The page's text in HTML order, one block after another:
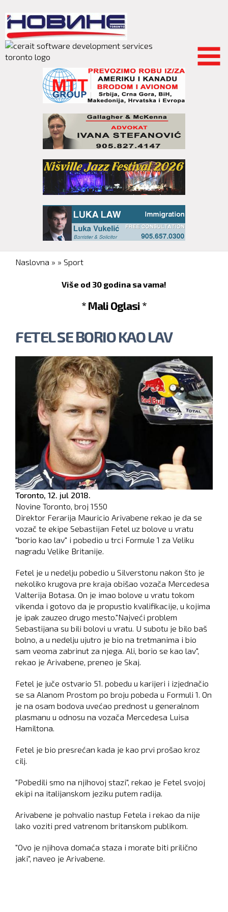
main
content
You are here
Naslovna » » Sport
Više od 30 godina sa vama!
* Mali Oglasi *
FETEL SE BORIO KAO LAV
Toronto, 12. jul 2018.
Novine Toronto, broj 1550
Direktor Ferarija Mauricio Arivabene rekao je da se
vozač te ekipe Sebastijan Fetel uz bolove u vratu
"borio kao lav" i pobedio u trci Formule 1 za Veliku
nagradu Velike Britanije.
Fetel je u nedelju pobedio u Silverstonu nakon što je
nekoliko krugova pre kraja obišao vozača Mercedesa
Valterija Botasa. On je imao bolove u vratu tokom
vikenda i gotovo da je propustio kvalifikacije, u kojima
je ipak zauzeo drugo mesto."Najveći problem
Sebastijana su bili bolovi u vratu. U subotu je bilo baš
bolno, a u nedelju ujutro je bio na tretmanima i bio
sam veoma zabrinut za njega. Ali, borio se kao lav",
rekao je Arivabene, preneo je Skaj.
Fetel je juče ostvario 51. pobedu u karijeri i izjednačio
se sa Alanom Prostom po broju pobeda u Formuli 1. On
je na osam bodova uvećao prednost u generalnom
plasmanu u odnosu na vozača Mercedesa Luisa
Hamiltona.
Fetel je bio presrećan kada je kao prvi prošao kroz
cilj.
"Pobedili smo na njihovoj stazi", rekao je Fetel svojoj
ekipi na italijanskom jeziku putem radija.
Arivabene je pohvalio nastup Fetela i rekao da nije
lako voziti pred vatrenom britanskom publikom.
"Ovo je njihova domaća staza i morate biti prilično
jaki", naveo je Arivabene.